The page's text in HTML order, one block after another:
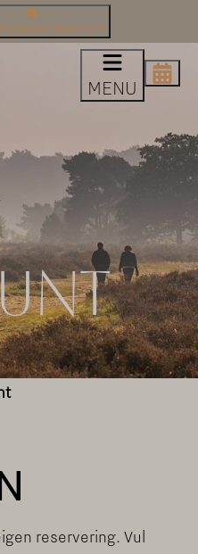
MENU
reservering. Vul